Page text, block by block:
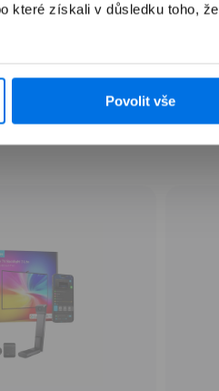
které získali v důsledku toho, že
Povolit vše